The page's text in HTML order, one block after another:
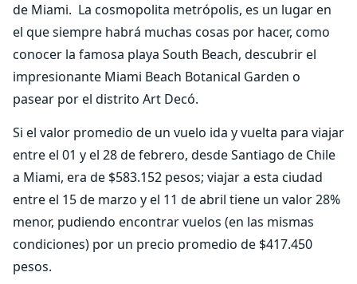
de Miami. La cosmopolita metrópolis, es un lugar en
el que siempre habrá muchas cosas por hacer, como
conocer la famosa playa South Beach, descubrir el
impresionante Miami Beach Botanical Garden o
pasear por el distrito Art Decó.
Si el valor promedio de un vuelo ida y vuelta para viajar
entre el 01 y el 28 de febrero, desde Santiago de Chile
a Miami, era de $583.152 pesos; viajar a esta ciudad
entre el 15 de marzo y el 11 de abril tiene un valor 28%
menor, pudiendo encontrar vuelos (en las mismas
condiciones) por un precio promedio de $417.450
pesos.